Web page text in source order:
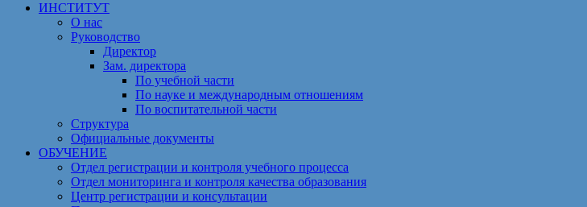
ИНСТИТУТ
О нас
Руководство
Директор
Зам. директора
По учебной части
По науке и международным отношениям
По воспитательной части
Структура
Официальные документы
ОБУЧЕНИЕ
Отдел регистрации и контроля учебного процесса
Отдел мониторинга и контроля качества образования
Центр регистрации и консультации